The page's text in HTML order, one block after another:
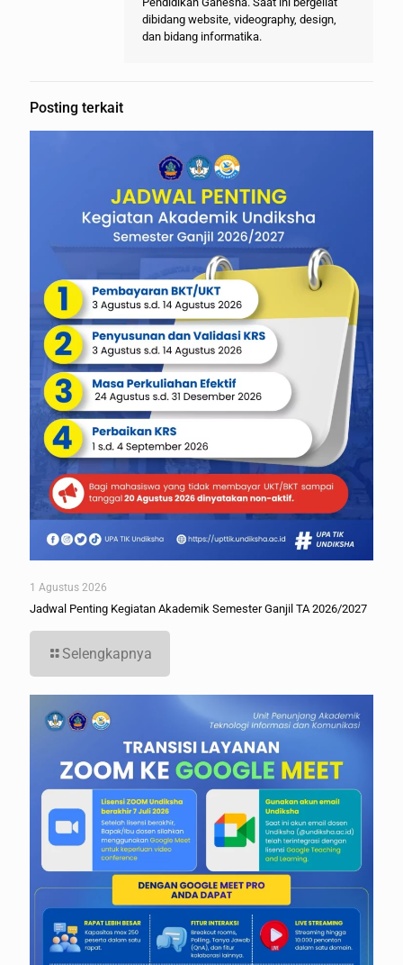
dibidang website, videography, design,
dan bidang informatika.
Posting terkait
1 Agustus 2026
Jadwal Penting Kegiatan Akademik Semester Ganjil TA 2026/2027
Selengkapnya